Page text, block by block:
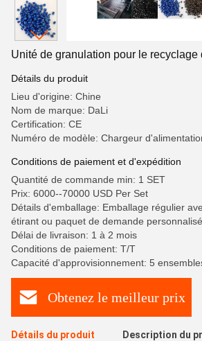
Unité de granulation pour le recyclage
Détails du produit
Lieu d'origine: Chine
Nom de marque: DaLi
Certification: CE
Numéro de modèle: Chargeur
Conditions de paiement et d'expédition
Quantité de commande min: 1 SET
Prix: 6000--70000 USD Per Set
Détails d'emballage: Emballage régulier
étirant ou paquet de demande
Délai de livraison: 1 à 2 mois
Conditions de paiement: T/T
Capacité d'approvisionnement: 5
Obtenez le meilleur prix
Détails du produit Description du